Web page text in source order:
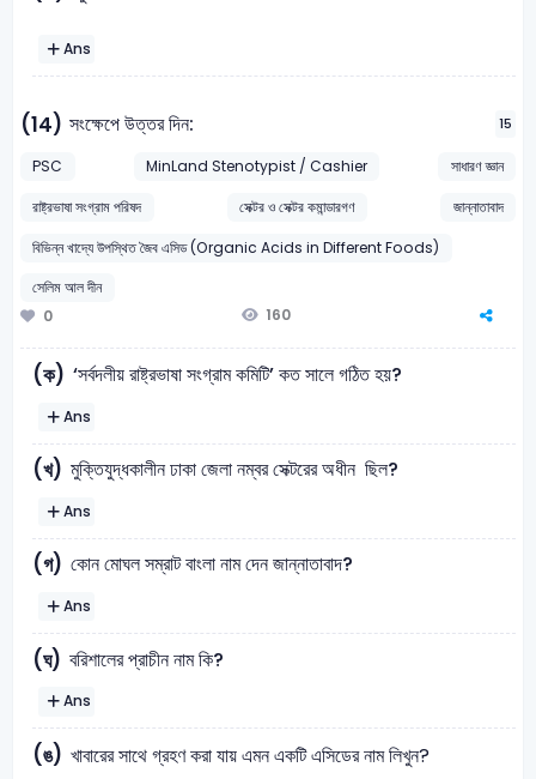
Ans
(14) সংক্ষেপে উত্তর দিন: 15
PSC MinLand Stenotypist / Cashier
সাধারণ জ্ঞান
রাষ্ট্রভাষা সংগ্রাম পরিষদ
সেক্টর ও সেক্টর কমান্ডারগণ
জান্নাতাবাদ
বিভিন্ন খাদ্যে উপস্থিত জৈব এসিড (Organic Acids in Different Foods)
সেলিম আল দীন
0
160
(ক) ‘সর্বদলীয় রাষ্ট্রভাষা সংগ্রাম কমিটি’ কত সালে গঠিত হয়?
Ans
(খ) মুক্তিযুদ্ধকালীন ঢাকা জেলা নম্বর সেক্টরের অধীন ছিল?
Ans
(গ) কোন মোঘল সম্রাট বাংলা নাম দেন জান্নাতাবাদ?
Ans
(ঘ) বরিশালের প্রাচীন নাম কি?
Ans
(ঙ) খাবারের সাথে গ্রহণ করা যায় এমন একটি এসিডের নাম লিখুন?